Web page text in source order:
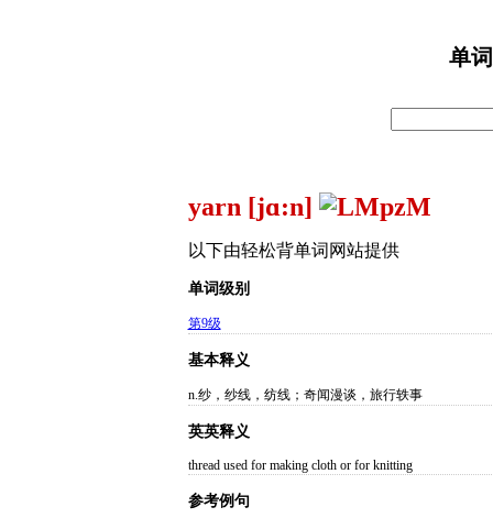
单
yarn [jɑ:n]
以下由轻松背单词网站提供
单词级别
第9级
基本释义
n.纱，纱线，纺线；奇闻漫谈，旅行轶事
英英释义
thread used for making cloth or for knitting
参考例句